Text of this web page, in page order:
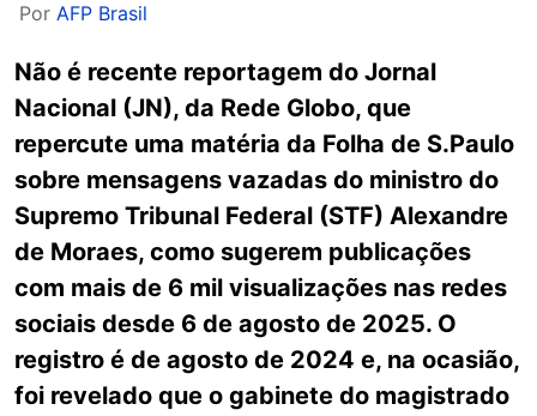
Por AFP Brasil
Não é recente reportagem do Jornal
Nacional (JN), da Rede Globo, que
repercute uma matéria da Folha de S.Paulo
sobre mensagens vazadas do ministro do
Supremo Tribunal Federal (STF) Alexandre
de Moraes, como sugerem publicações
com mais de 6 mil visualizações nas redes
sociais desde 6 de agosto de 2025. O
registro é de agosto de 2024 e, na ocasião,
foi revelado que o gabinete do magistrado